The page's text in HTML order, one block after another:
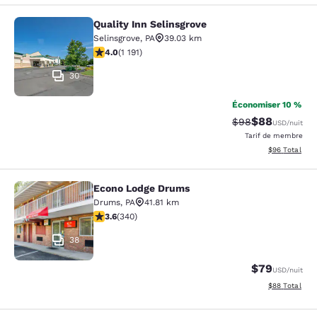
Quality Inn Selinsgrove
30
Quality Inn Selinsgrove
Selinsgrove, PA
39.03 km
4.03 étoiles. Très bon. 1191 commentaires
4.0(1 191)
Économiser 10 %
Tarif barré :
$98Tarif réduit :
$88USD/nuit
Tarif de membre
Afficher les
$96 Total
Econo Lodge Drums
38
Econo Lodge Drums
Drums, PA
41.81 km
3.62 étoiles. Bien. 340 commentaires
3.6(340)
$79USD/nuit
Afficher les
$88 Total